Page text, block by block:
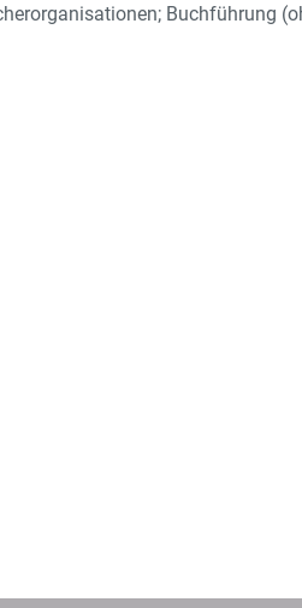
Buchführung